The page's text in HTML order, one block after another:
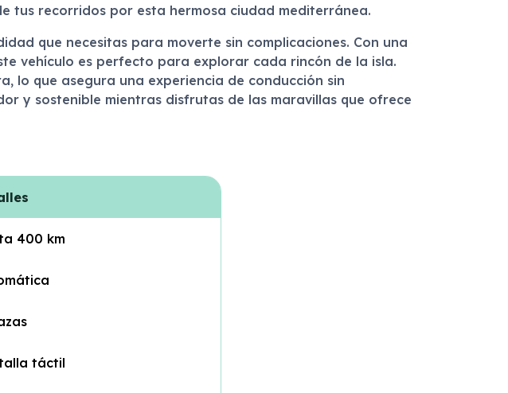
tus recorridos por esta hermosa ciudad mediterránea.
que necesitas para moverte sin complicaciones. Con una
vehículo es perfecto para explorar cada rincón de la isla.
lo que asegura una experiencia de conducción sin
y sostenible mientras disfrutas de las maravillas que ofrece
400 km
táctil